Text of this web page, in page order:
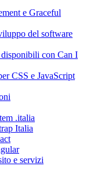
e Graceful
del software
con Can I
CSS e JavaScript
.italia
Italia
e servizi